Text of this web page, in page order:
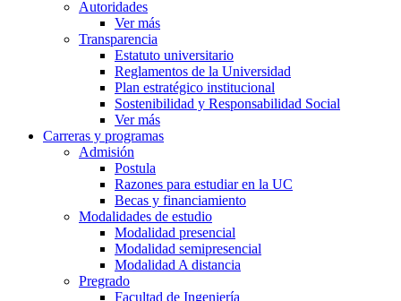
Autoridades
Ver más
Transparencia
Estatuto universitario
Reglamentos de la Universidad
Plan estratégico institucional
Sostenibilidad y Responsabilidad Social
Ver más
Carreras y programas
Admisión
Postula
Razones para estudiar en la UC
Becas y financiamiento
Modalidades de estudio
Modalidad presencial
Modalidad semipresencial
Modalidad A distancia
Pregrado
Facultad de Ingeniería